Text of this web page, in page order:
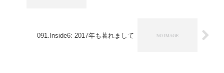
091.Inside6: 2017年も暮れまして